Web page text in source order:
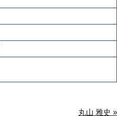
丸山 雅史 »